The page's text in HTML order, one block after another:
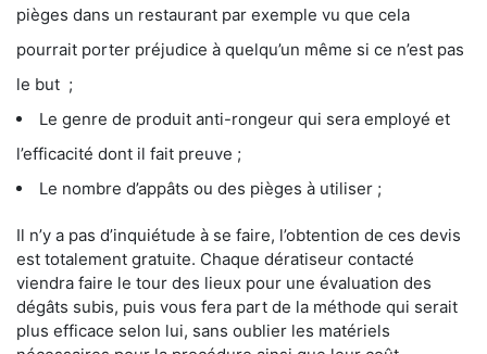
pièges dans un restaurant par exemple vu que cela
pourrait porter préjudice à quelqu’un même si ce n’est pas
le but ;
Le genre de produit anti-rongeur qui sera employé et
l’efficacité dont il fait preuve ;
Le nombre d’appâts ou des pièges à utiliser ;
Il n’y a pas d’inquiétude à se faire, l’obtention de ces devis
est totalement gratuite. Chaque dératiseur contacté
viendra faire le tour des lieux pour une évaluation des
dégâts subis, puis vous fera part de la méthode qui serait
plus efficace selon lui, sans oublier les matériels